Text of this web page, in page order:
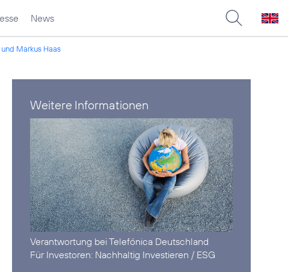
News
Markus Haas
Weitere Informationen
Verantwortung bei Telefónica Deutschland
Für Investoren: Nachhaltig Investieren / ESG